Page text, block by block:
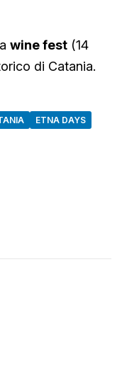
wine fest (14
di Catania.
ETNA DAYS